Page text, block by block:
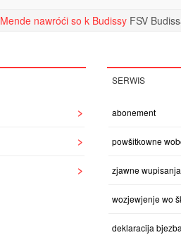
Mende nawróći so k Budissy FSV
SERWIS
abonement
powšitkowne
zjawne wupisanja
wozjewjenje wo
deklaracija